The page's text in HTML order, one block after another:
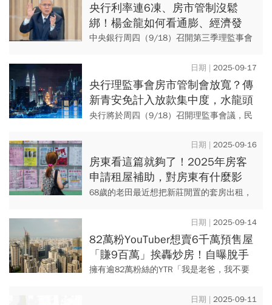
央行利率連6凍、房市管制沒鬆
綁！楊金龍如何看通膨、經濟發
展？問答篇一次看
中央銀行周四（9/18）召開第三季理監事會
一，今年國內通膨率將降至2%以下，明年可
望續降；預期今年國內...
2025-09-17
央行理監事會房市管制會放寬？傳
新青安免計入放款集中度，水龍頭
再轉開房市、營建股打強心針？
央行將於周四（9/18）召開理監事會議，民
宣布將8大公股行庫承辦的新青安，排除在
《銀行法》72-2條適...
2025-09-16
房東看這篇就夠了！2025年房客
申請租屋補助，對房東有什麼影
響？會被國稅局盯上？優缺點一次
68歲的老田最近想把新莊閒置的套房出租，
尋找得還算順利，不到幾個星期，老田就相
中一個在附近上班的單身年...
2025-09-14
82萬粉YouTuber想賣6千萬預售屋
「賺9百萬」挨轟炒房！自曝脫手
原因、房仲建議賣價…專家這麼說
擁有逾82萬粉絲的YTR「我是老爸，我不要
以6128萬購入預售屋，本想明年交屋後入
2025-09-11